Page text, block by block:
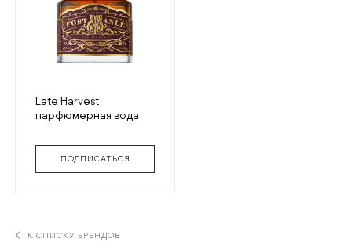
Late Harvest
парфюмерная вода
ПОДПИСАТЬСЯ
К СПИСКУ БРЕНДОВ